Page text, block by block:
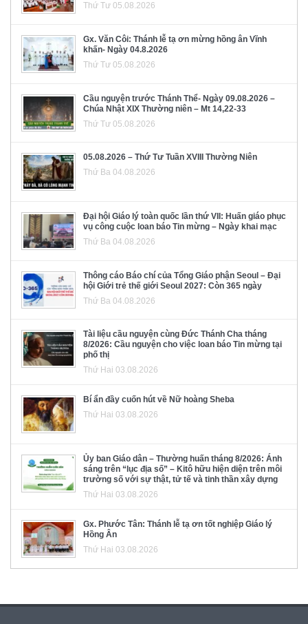
Thứ Tư 05.08.2026
Gx. Văn Côi: Thánh lễ tạ ơn mừng hồng ân Vĩnh
khấn- Ngày 04.8.2026
Thứ Tư 05.08.2026
Cầu nguyện trước Thánh Thể- Ngày 09.08.2026 –
Chúa Nhật XIX Thường niên – Mt 14,22-33
Thứ Tư 05.08.2026
05.08.2026 – Thứ Tư Tuần XVIII Thường Niên
Thứ Ba 04.08.2026
Đại hội Giáo lý toàn quốc lần thứ VII: Huấn giáo phục
vụ công cuộc loan báo Tin mừng – Ngày khai mạc
Thứ Ba 04.08.2026
Thông cáo Báo chí của Tổng Giáo phận Seoul – Đại
hội Giới trẻ thế giới Seoul 2027: Còn 365 ngày
Thứ Ba 04.08.2026
Tài liệu cầu nguyện cùng Đức Thánh Cha tháng
8/2026: Cầu nguyện cho việc loan báo Tin mừng tại
phố thị
Thứ Hai 03.08.2026
Bí ẩn đầy cuốn hút về Nữ hoàng Sheba
Thứ Hai 03.08.2026
Ủy ban Giáo dân – Thường huấn tháng 8/2026: Ánh
sáng trên “lục địa số” – Kitô hữu hiện diện trên môi
trường số với sự thật, tử tế và tinh thần xây dựng
Thứ Hai 03.08.2026
Gx. Phước Tân: Thánh lễ tạ ơn tốt nghiệp Giáo lý
Hồng Ân
Thứ Hai 03.08.2026